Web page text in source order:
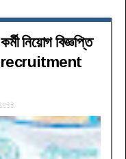
নিয়োগ বিজ্ঞপ্তি
recruitment